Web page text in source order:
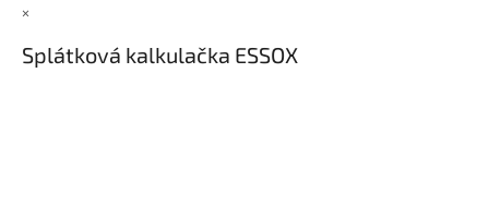
×
Splátková kalkulačka ESSOX